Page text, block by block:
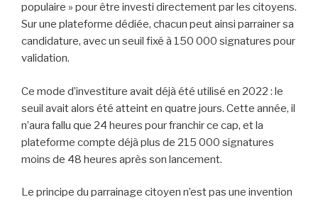
populaire » pour être investi directement par les citoyens.
Sur une plateforme dédiée, chacun peut ainsi parrainer sa
candidature, avec un seuil fixé à 150 000 signatures pour
validation.
Ce mode d’investiture avait déjà été utilisé en 2022 : le
seuil avait alors été atteint en quatre jours. Cette année, il
n’aura fallu que 24 heures pour franchir ce cap, et la
plateforme compte déjà plus de 215 000 signatures
moins de 48 heures après son lancement.
Le principe du parrainage citoyen n’est pas une invention